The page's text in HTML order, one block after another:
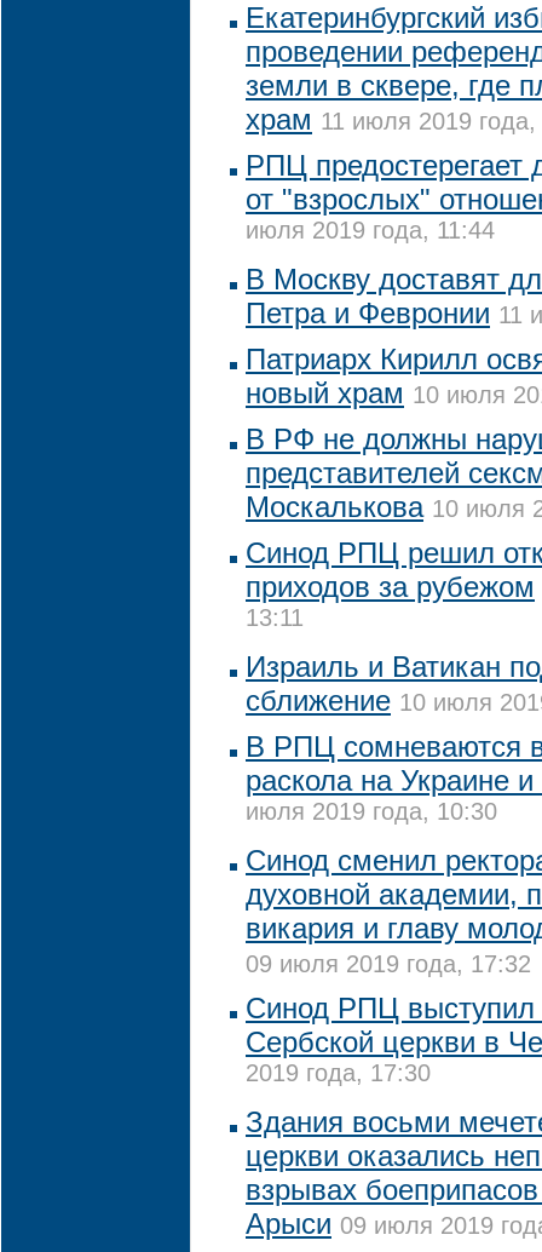
Екатеринбургский
проведении
земли в сквере, где
храм 11 июля 2019
РПЦ предостерегает
от "взрослых"
июля 2019 года, 11:44
В Москву доставят
Петра и Февронии 11
Патриарх Кирилл
новый храм 10 июля
В РФ не должны
представителей
Москалькова 10 июля
Синод РПЦ решил
приходов за рубежом
13:11
Израиль и Ватикан
сближение 10 июля
В РПЦ сомневаются
раскола на Украине
июля 2019 года, 10:30
Синод сменил
духовной академии,
викария и главу
09 июля 2019 года, 17:32
Синод РПЦ выступил
Сербской церкви в
2019 года, 17:30
Здания восьми
церкви оказались
взрывах
Арыси 09 июля 2019